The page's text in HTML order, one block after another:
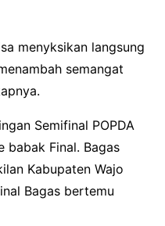
menyksikan langsung
semangat
Semifinal POPDA
babak Final. Bagas
Kabupaten Wajo
Bagas bertemu